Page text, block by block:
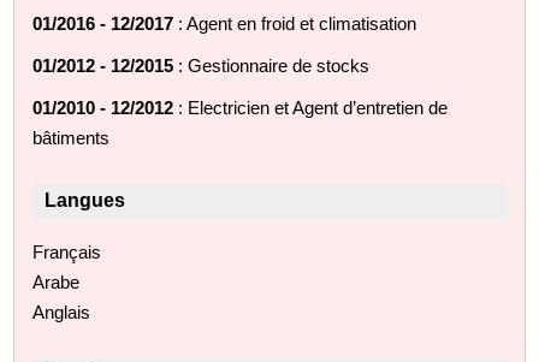
01/2016 - 12/2017 : Agent en froid et climatisation
01/2012 - 12/2015 : Gestionnaire de stocks
01/2010 - 12/2012 : Electricien et Agent d’entretien de
bâtiments
Langues
Français
Arabe
Anglais